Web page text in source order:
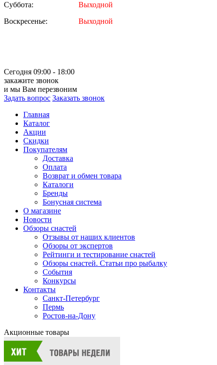
Суббота:
Выходной
Воскресенье:
Выходной
Сегодня 09:00 - 18:00
закажите звонок
и мы Вам перезвоним
Задать вопрос Заказать звонок
Главная
Каталог
Акции
Скидки
Покупателям
Доставка
Оплата
Возврат и обмен товара
Каталоги
Бренды
Бонусная система
О магазине
Новости
Обзоры снастей
Отзывы от наших клиентов
Обзоры от экспертов
Рейтинги и тестирование снастей
Обзоры снастей. Статьи про рыбалку
События
Конкурсы
Контакты
Санкт-Петербург
Пермь
Ростов-на-Дону
Акционные товары